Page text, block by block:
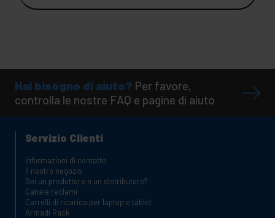
Hai bisogno di aiuto? Per favore,
controlla le nostre FAQ e pagine di aiuto
Servizio Clienti
Informazioni di contatto
Il nostro negozio
Sei un produttore o un distributore?
Canale reclami
Carrelli di ricarica per laptop e tablet
Armadi Rack